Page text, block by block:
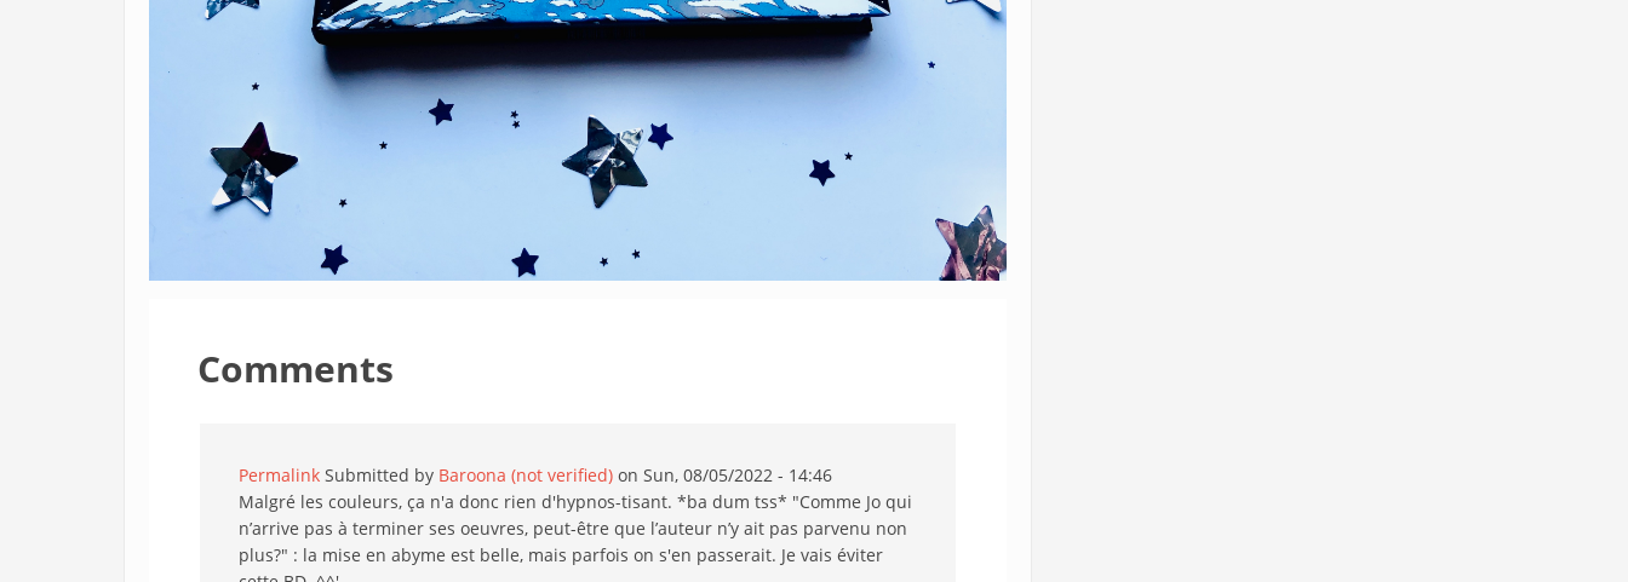
Comments
Permalink Submitted by Baroona (not verified) on Sun, 08/05/2022 - 14:46
Malgré les couleurs, ça n'a donc rien d'hypnos-tisant. *ba dum tss* "Comme Jo qui
n’arrive pas à terminer ses oeuvres, peut-être que l’auteur n’y ait pas parvenu non
plus?" : la mise en abyme est belle, mais parfois on s'en passerait. Je vais éviter